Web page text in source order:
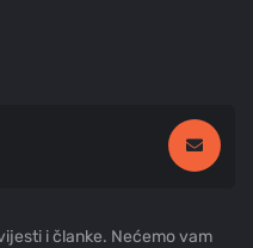
i članke. Nećemo vam